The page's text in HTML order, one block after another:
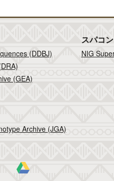
(DDBJ)
(GEA)
Archive (JGA)
スパコン
NIG